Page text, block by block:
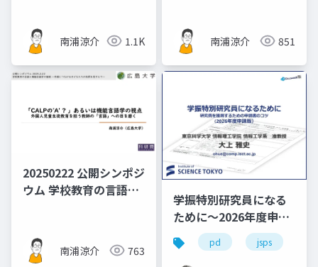
生授業の展開とそのカ
リキュラム的位置―多
言語多文化化する学校
の小片としての意図と
南浦涼介 1.1K
「包摂の教育学」へ
（東北教育学会/日本教
育学会東北地区研究活
日本語教育の検討」資
料）
南浦涼介 851
20250222 公開シンポジ
ウム 学校教育の言語と
ちの包摂を見すえて 南
浦発表資料南浦涼介 763
学振特別研究員になる
ために～2026年度申請
版
pd jsps